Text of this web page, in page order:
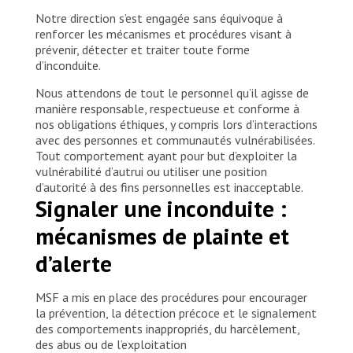
Notre direction s’est engagée sans équivoque à
renforcer les mécanismes et procédures visant à
prévenir, détecter et traiter toute forme
d’inconduite.
Nous attendons de tout le personnel qu’il agisse de
manière responsable, respectueuse et conforme à
nos obligations éthiques, y compris lors d’interactions
avec des personnes et communautés vulnérabilisées.
Tout comportement ayant pour but d’exploiter la
vulnérabilité d’autrui ou utiliser une position
d’autorité à des fins personnelles est inacceptable.
Signaler une inconduite :
mécanismes de plainte et
d’alerte
MSF a mis en place des procédures pour encourager
la prévention, la détection précoce et le signalement
des comportements inappropriés, du harcèlement,
des abus ou de l’exploitation